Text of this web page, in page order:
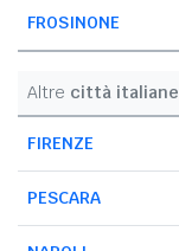
FROSINONE
Altre città italiane
FIRENZE
PESCARA